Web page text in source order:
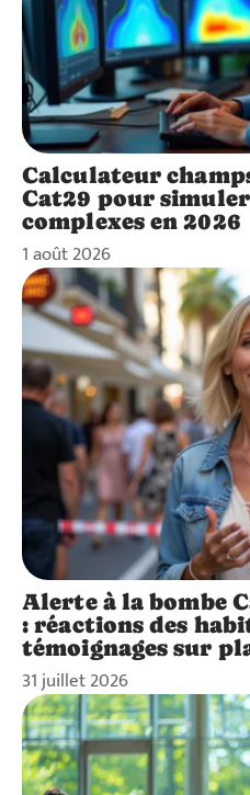
Calculateur
Cat29 pour simuler
complexes en 2026
1 août 2026
Alerte à la bombe
: réactions des
témoignages sur
31 juillet 2026